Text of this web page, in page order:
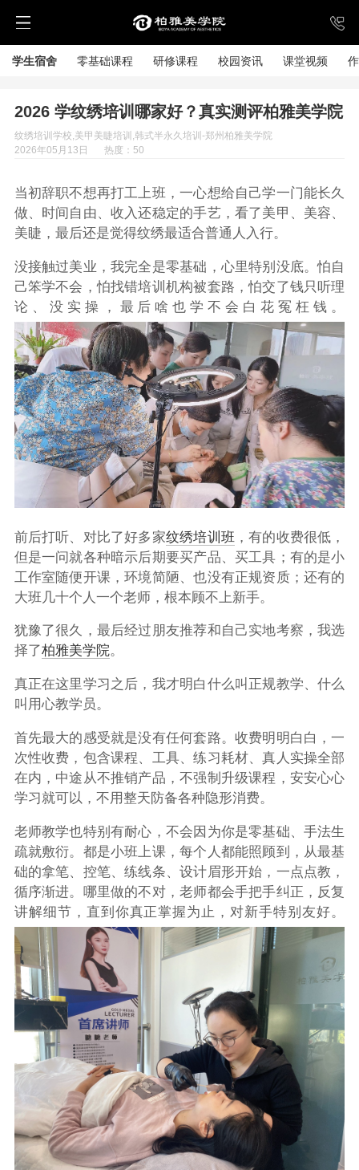
学生宿舍 零基础课程 研修课程 校园资讯 课堂视频
2026 学纹绣培训哪家好？真实测评柏雅美学院
纹绣培训学校,美甲美睫培训,韩式半永久培训-郑州柏雅美学院
2026年05月13日
热度：50
当初辞职不想再打工上班，一心想给自己学一门能长久
做、时间自由、收入还稳定的手艺，看了美甲、美容、
美睫，最后还是觉得纹绣最适合普通人入行。
没接触过美业，我完全是零基础，心里特别没底。怕自
己笨学不会，怕找错培训机构被套路，怕交了钱只听理
论、没实操，最后啥也学不会白花冤枉钱。
前后打听、对比了好多家纹绣培训班 ，有的收费很低，
但是一问就各种暗示后期要买产品、买工具；有的是小
工作室随便开课，环境简陋、也没有正规资质；还有的
大班几十个人一个老师，根本顾不上新手。
犹豫了很久，最后经过朋友推荐和自己实地考察，我选
择了柏雅美学院。
真正在这里学习之后，我才明白什么叫正规教学、什么
叫用心教学员。
首先最大的感受就是没有任何套路。收费明明白白，一
次性收费，包含课程、工具、练习耗材、真人实操全部
在内，中途从不推销产品，不强制升级课程，安安心心
学习就可以，不用整天防备各种隐形消费。
老师教学也特别有耐心，不会因为你是零基础、手法生
疏就敷衍。都是小班上课，每个人都能照顾到，从最基
础的拿笔、控笔、练线条、设计眉形开始，一点点教，
循序渐进。哪里做的不对，老师都会手把手纠正，反复
讲解细节，直到你真正掌握为止，对新手特别友好。